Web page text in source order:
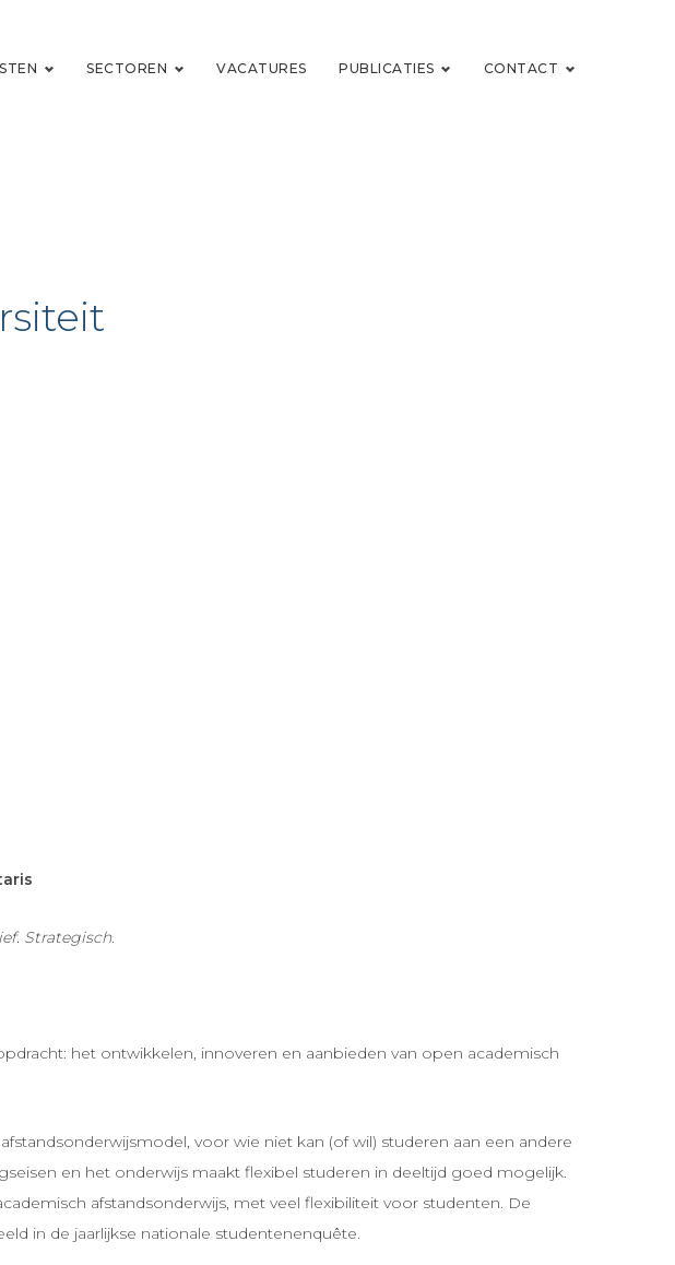
SECTOREN VACATURES PUBLICATIES CONTACT
Strategisch.
het ontwikkelen, innoveren en aanbieden van open academisch
voor wie niet kan (of wil) studeren aan een andere
en het onderwijs maakt flexibel studeren in deeltijd goed mogelijk.
afstandsonderwijs, met veel flexibiliteit voor studenten. De
in de jaarlijkse nationale studentenenquête.